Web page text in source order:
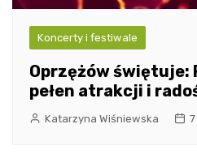
Koncerty i festiwale
Oprzężów świętuje:
pełen atrakcji i
Katarzyna Wiśniewska